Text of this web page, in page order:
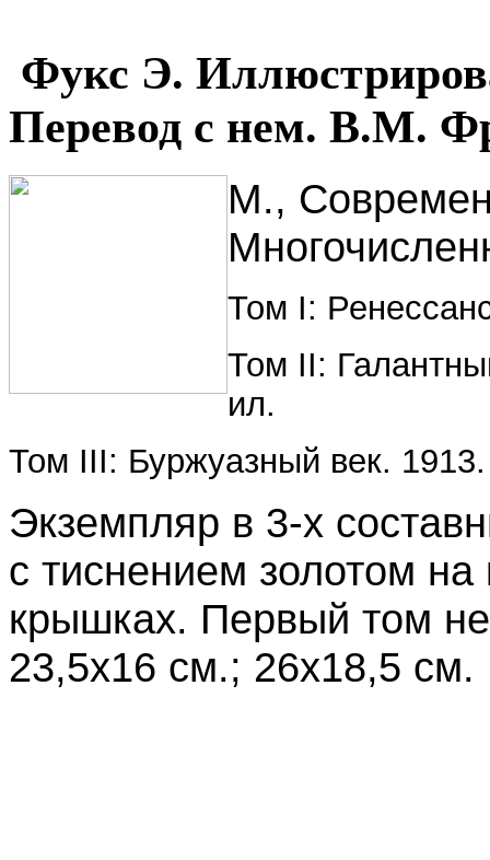
Фукс Э.
Перевод с нем. В.М.
М.,
Том I:
Том II:
ил.
Том III: Буржуазный век.
Экземпляр в 3-х
с тиснением золотом
крышках. Первый том
23,5х16 см.; 26х18,5 см.